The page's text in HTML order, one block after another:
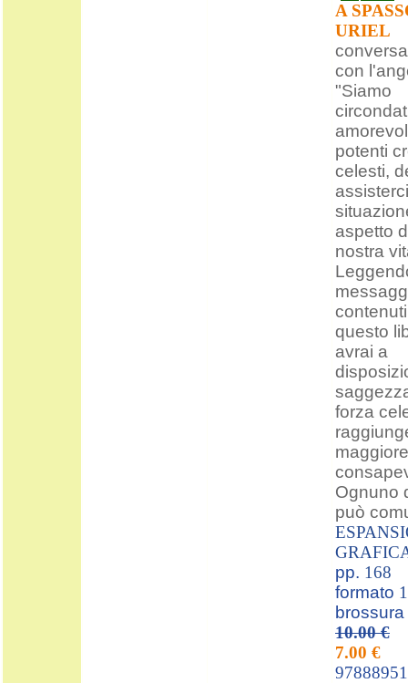
A
URIEL
con
"Siamo
potenti
celesti,
aspetto
nostra
questo
avrai a
forza
maggiore
Ognuno
può
pp. 168
formato
brossura
10.00 €
7.00 €